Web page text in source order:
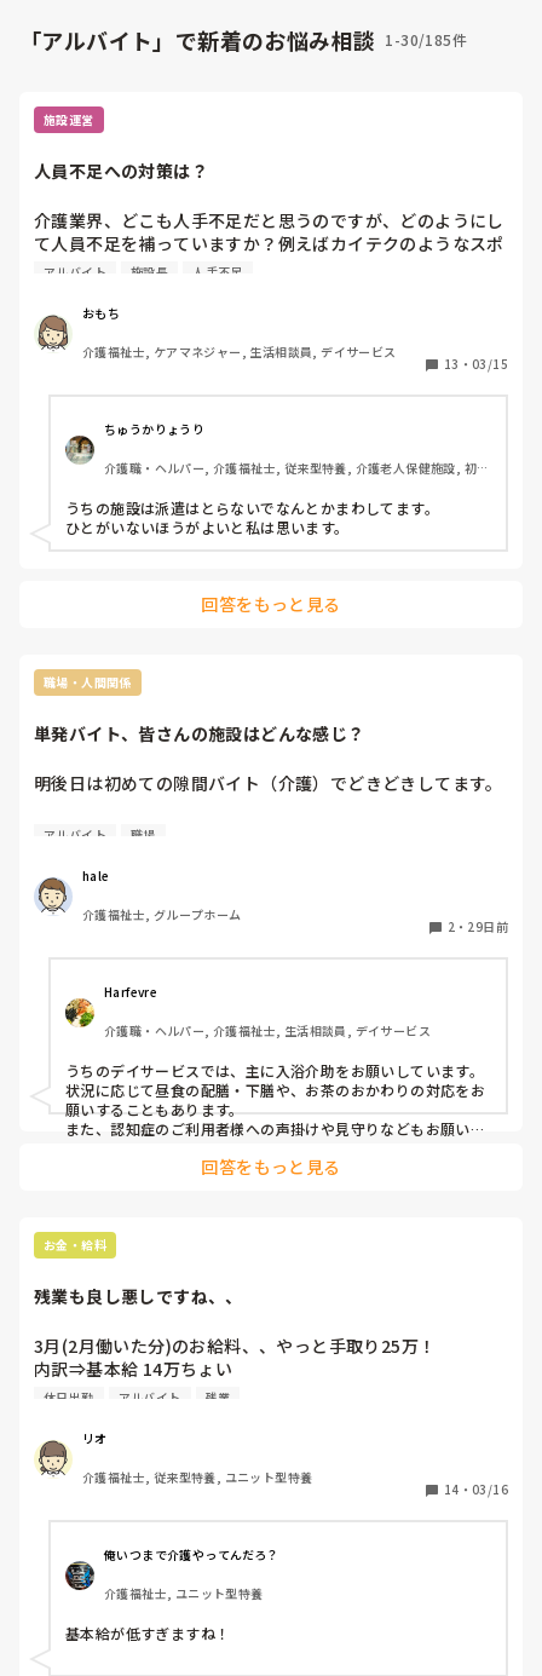
からしょうが
方するヤツ
すから。
すぐ、こい
る…
ません。
初心者の極
だと特にマ
てしまい、
ですよね。
「アルバイト」で新着のお悩み相談 1-30/185件
施設運営
人員不足への対策は？
介護業界、どこも人手不足だと思うのですが、どのようにし
て人員不足を補っていますか？例えばカイテクのようなスポ
ットバイトに入ってもらうとか、施設長や事務員も現場に出
か。。皆さんの事業所ではどのように対応していますか？
アルバイト 施設長 人手不足
おもち
介護福祉士, ケアマネジャー, 生活相談員, デイサービス
13 ・ 03/15
ちゅうかりょうり
介護職・ヘルパー, 介護福祉士, 従来型特養, 介護老人保健施設, 初任
うちの施設は派遣はとらないでなんとかまわしてます。
ひとがいないほうがよいと私は思います。
回答をもっと見る
職場・人間関係
単発バイト、皆さんの施設はどんな感じ？
明後日は初めての隙間バイト（介護）でどきどきしてます。
皆さんの施設では隙間バイトや単発バイトの職員さんは来ら
またどこまでの事をしてもらっていますか？
ちなみに
私の勤めるグループホームは見ず知らずの方に直接介護はご
呂場掃除などに制限してました。
アルバイト 職場
hale
介護福祉士, グループホーム
2 ・ 29日前
Harfevre
介護職・ヘルパー, 介護福祉士, 生活相談員, デイサービス
うちのデイサービスでは、主に入浴介助をお願いしています。
状況に応じて昼食の配膳・下膳や、お茶のおかわりの対応をお
願いすることもあります。
また、認知症のご利用者様への声掛けや見守りなどもお願いし
介助をお願いする際は、必ず常勤職員が近くにいて、すぐフォ
らないことは遠慮なく聞くといいと思います。
回答をもっと見る
お金・給料
残業も良し悪しですね、、
3月(2月働いた分)のお給料、、やっと手取り25万！
内訳⇒基本給 14万ちょい
             夜勤  6回！(3万)
             休日出勤分(明け休み風呂バイト含む)  1万ちょい！
正直キツイ！ けど、働いた分上がるのは嬉しい笑
体力いつまでもつかな、、( ≖ᴗ≖​)
休日出勤 アルバイト 残業
リオ
介護福祉士, 従来型特養, ユニット型特養
14 ・ 03/16
俺いつまで介護やってんだろ？
介護福祉士, ユニット型特養
基本給が低すぎますね！